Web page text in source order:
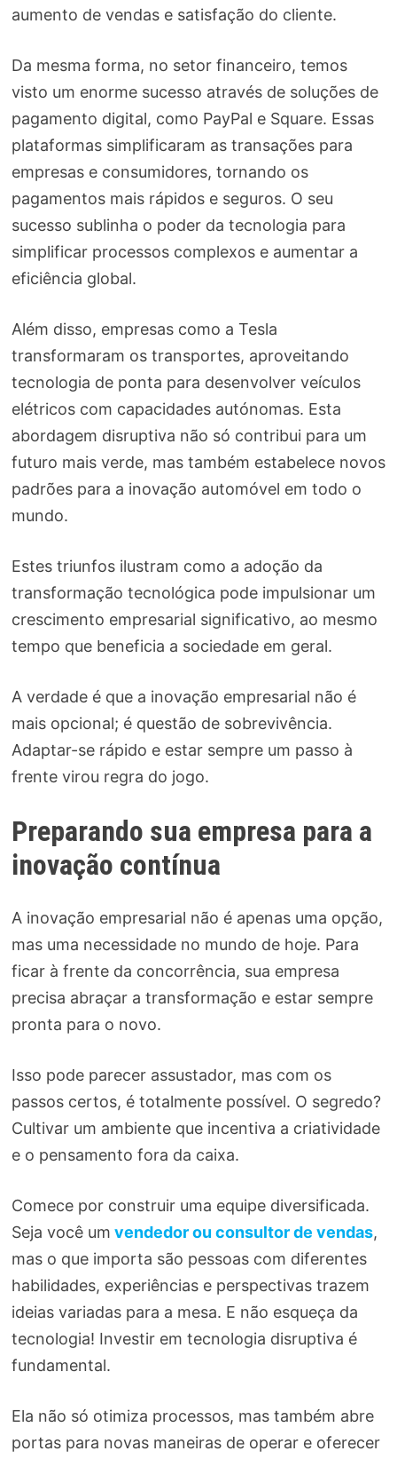
aumento de vendas e satisfação do cliente.
Da mesma forma, no setor financeiro, temos
visto um enorme sucesso através de soluções de
pagamento digital, como PayPal e Square. Essas
plataformas simplificaram as transações para
empresas e consumidores, tornando os
pagamentos mais rápidos e seguros. O seu
sucesso sublinha o poder da tecnologia para
simplificar processos complexos e aumentar a
eficiência global.
Além disso, empresas como a Tesla
transformaram os transportes, aproveitando
tecnologia de ponta para desenvolver veículos
elétricos com capacidades autónomas. Esta
abordagem disruptiva não só contribui para um
futuro mais verde, mas também estabelece novos
padrões para a inovação automóvel em todo o
mundo.
Estes triunfos ilustram como a adoção da
transformação tecnológica pode impulsionar um
crescimento empresarial significativo, ao mesmo
tempo que beneficia a sociedade em geral.
A verdade é que a inovação empresarial não é
mais opcional; é questão de sobrevivência.
Adaptar-se rápido e estar sempre um passo à
frente virou regra do jogo.
Preparando sua empresa para a
inovação contínua
A inovação empresarial não é apenas uma opção,
mas uma necessidade no mundo de hoje. Para
ficar à frente da concorrência, sua empresa
precisa abraçar a transformação e estar sempre
pronta para o novo.
Isso pode parecer assustador, mas com os
passos certos, é totalmente possível. O segredo?
Cultivar um ambiente que incentiva a criatividade
e o pensamento fora da caixa.
Comece por construir uma equipe diversificada.
Seja você um vendedor ou consultor de vendas,
mas o que importa são pessoas com diferentes
habilidades, experiências e perspectivas trazem
ideias variadas para a mesa. E não esqueça da
tecnologia! Investir em tecnologia disruptiva é
fundamental.
Ela não só otimiza processos, mas também abre
portas para novas maneiras de operar e oferecer